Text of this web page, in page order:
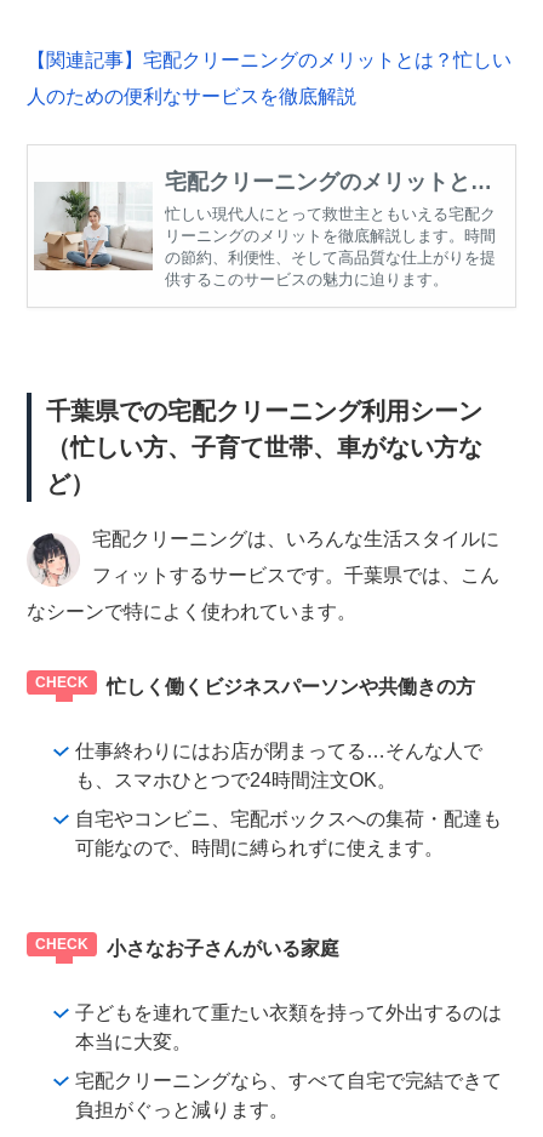
【関連記事】宅配クリーニングのメリットとは？忙しい
人のための便利なサービスを徹底解説
宅配クリーニングのメリットと
は？忙しい人のための便利なサー
ビスを徹底解説
忙しい現代人にとって救世主ともいえる宅配ク
リーニングのメリットを徹底解説します。時間
の節約、利便性、そして高品質な仕上がりを提
供するこのサービスの魅力に迫ります。
千葉県での宅配クリーニング利用シーン
（忙しい方、子育て世帯、車がない方な
ど）
宅配クリーニングは、いろんな生活スタイルに
フィットするサービスです。千葉県では、こん
なシーンで特によく使われています。
忙しく働くビジネスパーソンや共働きの方
仕事終わりにはお店が閉まってる…そんな人で
も、スマホひとつで24時間注文OK。
自宅やコンビニ、宅配ボックスへの集荷・配達も
可能なので、時間に縛られずに使えます。
小さなお子さんがいる家庭
子どもを連れて重たい衣類を持って外出するのは
本当に大変。
宅配クリーニングなら、すべて自宅で完結できて
負担がぐっと減ります。